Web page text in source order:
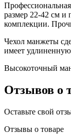
размер 22-42 см и
комплекции.
Чехол манжеты
имеет удлиненную
Высокоточный
Отзывов о
Оставьте свой
Отзывы о товаре